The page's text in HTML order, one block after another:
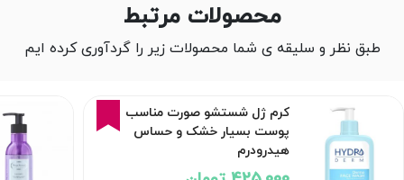
محصولات مرتبط
طبق نظر و سلیقه ی شما محصولات زیر را گردآوری کرده ایم
کرم ژل شستشو صورت مناسب
پوست‌ بسیار خشک و حساس
هیدرودرم